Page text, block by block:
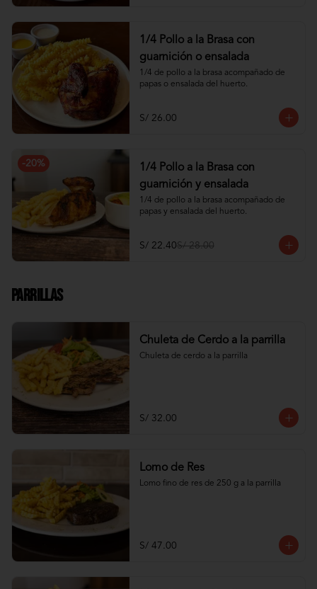
1/4 Pollo a la Brasa con
guarnición o ensalada
1/4 de pollo a la brasa acompañado de
papas o ensalada del huerto.
S/ 26.00
-20%
1/4 Pollo a la Brasa con
guarnición y ensalada
1/4 de pollo a la brasa acompañado de
papas y ensalada del huerto.
S/ 22.40S/ 28.00
Parrillas
Chuleta de Cerdo a la parrilla
Chuleta de cerdo a la parrilla
S/ 32.00
Lomo de Res
Lomo fino de res de 250 g a la parrilla
S/ 47.00